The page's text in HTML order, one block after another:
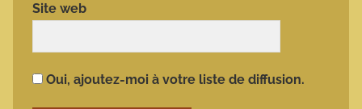
Site web
Oui, ajoutez-moi à votre liste de diffusion.